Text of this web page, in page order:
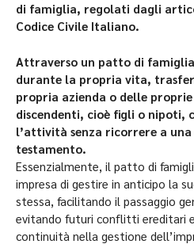
di famiglia, regolati dagli
Codice Civile Italiano.
Attraverso un patto di
durante la propria vita,
propria azienda o delle
discendenti, cioè figli o nipoti,
l’attività senza ricorrere a una
testamento.
Essenzialmente, il patto di
impresa di gestire in anticipo la
stessa, facilitando il passaggio
evitando futuri conflitti ereditari
continuità nella gestione